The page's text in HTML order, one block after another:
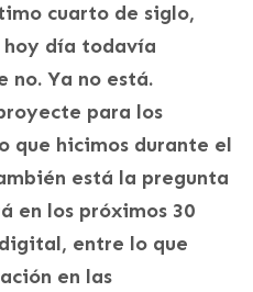
cuarto de siglo,
hoy día todavía
no. Ya no está.
para los
que hicimos durante el
está la pregunta
en los próximos 30
entre lo que
en las